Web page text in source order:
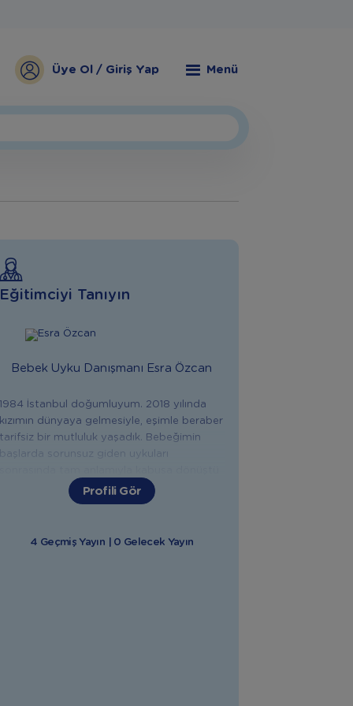
Üye Ol / Giriş Yap Menü
Eğitimciyi Tanıyın
Bebek Uyku Danışmanı Esra Özcan
1984 İstanbul doğumluyum. 2018 yılında
kızımın dünyaya gelmesiyle, eşimle beraber
tarifsiz bir mutluluk yaşadık. Bebeğimin
başlarda sorunsuz giden uykuları
ve üstelik neden olduğunu da
anlayamıyordum. Doktorumuza
bahsetti ve böylece bu mucizeyle tanışmış
Profili Gör
4 Geçmiş Yayın | 0 Gelecek Yayın